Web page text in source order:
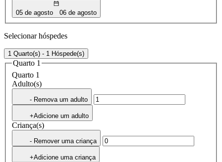
05 de agosto 06 de agosto
Selecionar hóspedes
1 Quarto(s) - 1 Hóspede(s)
Quarto 1
Quarto 1
Adulto(s)
- Remova um adulto
+Adicione um adulto
Criança(s)
- Remover uma criança
+Adicione uma criança